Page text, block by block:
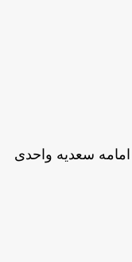
سعديه واحدى